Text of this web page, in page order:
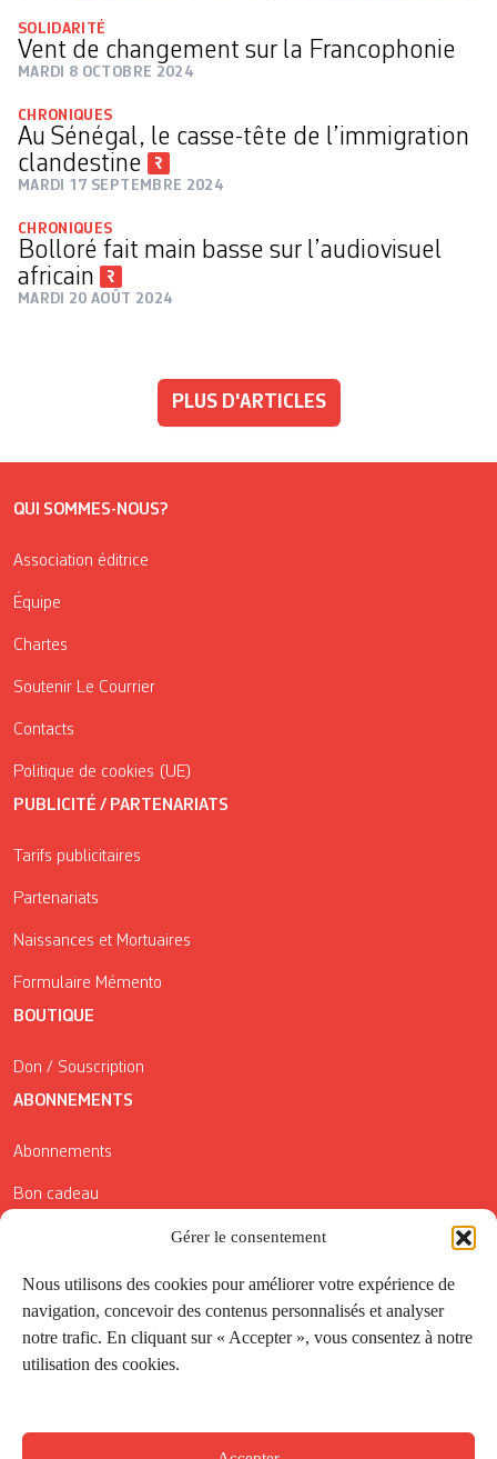
Gérer le consentement
Nous utilisons des cookies pour améliorer votre expérience de
navigation, concevoir des contenus personnalisés et analyser
notre trafic. En cliquant sur « Accepter », vous consentez à notre
utilisation des cookies.
SOLIDARITÉ
Vent de changement sur la Francophonie
MARDI 8 OCTOBRE 2024
CHRONIQUES
Au Sénégal, le casse-tête de l’immigration
clandestine
MARDI 17 SEPTEMBRE 2024
CHRONIQUES
Bolloré fait main basse sur l’audiovisuel
africain
MARDI 20 AOÛT 2024
PLUS D'ARTICLES
QUI SOMMES-NOUS?
Association éditrice
Équipe
Chartes
Soutenir Le Courrier
Contacts
Politique de cookies (UE)
PUBLICITÉ / PARTENARIATS
Tarifs publicitaires
Partenariats
Naissances et Mortuaires
Formulaire Mémento
BOUTIQUE
Don / Souscription
ABONNEMENTS
Abonnements
Bon cadeau
Conditions générales de vente
Réductions de la Carte Côté Courrier
Application